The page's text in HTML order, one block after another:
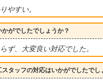
やすい。
がでしたでしょうか？
ず、大変良い対応でした。
タッフの対応はいかがでしたでし